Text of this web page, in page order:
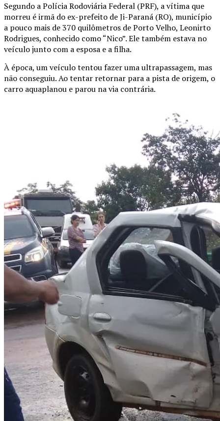
Segundo a Polícia Rodoviária Federal (PRF), a vítima que
morreu é irmã do ex-prefeito de Ji-Paraná (RO), município
a pouco mais de 370 quilômetros de Porto Velho, Leonirto
Rodrigues, conhecido como “Nico”. Ele também estava no
veículo junto com a esposa e a filha.
À época, um veículo tentou fazer uma ultrapassagem, mas
não conseguiu. Ao tentar retornar para a pista de origem, o
carro aquaplanou e parou na via contrária.